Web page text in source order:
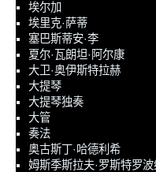
埃尔加
埃里克·萨蒂
塞巴斯蒂安·李
夏尔·瓦朗坦·阿尔康
大卫·奥伊斯特拉赫
大提琴
大提琴独奏
大管
奏法
奥古斯丁·哈德利希
姆斯季斯拉夫·罗斯特罗波